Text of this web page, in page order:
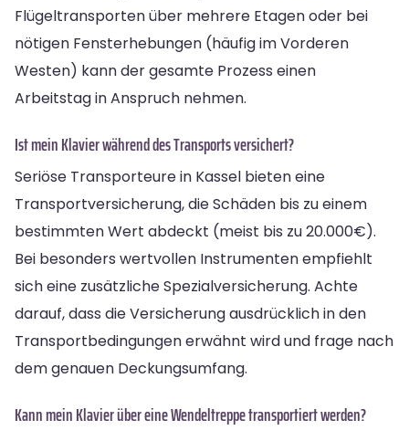
Flügeltransporten über mehrere Etagen oder bei
nötigen Fensterhebungen (häufig im Vorderen
Westen) kann der gesamte Prozess einen
Arbeitstag in Anspruch nehmen.
Ist mein Klavier während des Transports versichert?
Seriöse Transporteure in Kassel bieten eine
Transportversicherung, die Schäden bis zu einem
bestimmten Wert abdeckt (meist bis zu 20.000€).
Bei besonders wertvollen Instrumenten empfiehlt
sich eine zusätzliche Spezialversicherung. Achte
darauf, dass die Versicherung ausdrücklich in den
Transportbedingungen erwähnt wird und frage nach
dem genauen Deckungsumfang.
Kann mein Klavier über eine Wendeltreppe transportiert werden?